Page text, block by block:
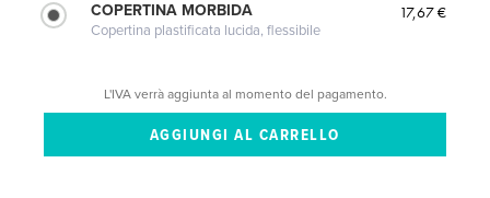
COPERTINA MORBIDA
Copertina plastificata lucida, flessibile
17,67 €
L'IVA verrà aggiunta al momento del pagamento.